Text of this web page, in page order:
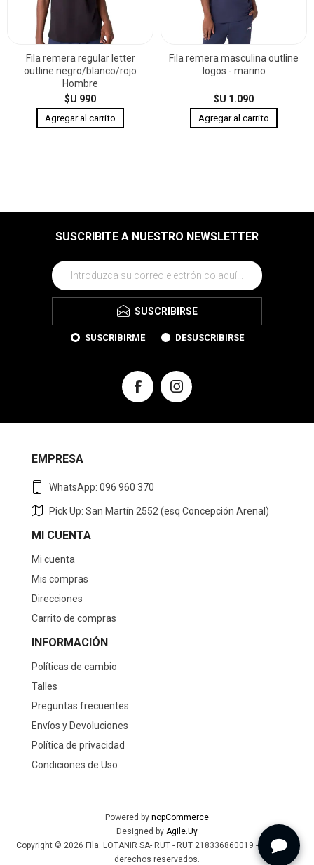
Fila remera regular letter
outline negro/blanco/rojo
Hombre
$U 990
Fila remera masculina outline
logos - marino
$U 1.090
SUSCRIBITE A NUESTRO NEWSLETTER
SUSCRIBIRSE
SUSCRIBIRME DESUSCRIBIRSE
EMPRESA
WhatsApp: 096 960 370
Pick Up: San Martín 2552 (esq Concepción Arenal)
MI CUENTA
Mi cuenta
Mis compras
Direcciones
Carrito de compras
INFORMACIÓN
Políticas de cambio
Talles
Preguntas frecuentes
Envíos y Devoluciones
Política de privacidad
Condiciones de Uso
Powered by nopCommerce
Designed by Agile.Uy
Copyright © 2026 Fila. LOTANIR SA- RUT - RUT 218336860019 - Todos los
derechos reservados.